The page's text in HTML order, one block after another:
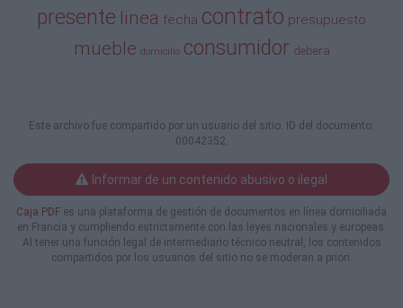
d) Que el Mueble de línea no corresponda con
las especificaciones y calidad establecidos en
funcionamiento.
OCTAVA.- PENAS CONVENCIONALES.- En caso
de incumplimiento por alguna de Las partes a las
obligaciones objeto del presente Contrato,
originará a cargo del responsable una pena
convencional
equivalente al 15% del importe total de la
compraventa del Mueble de línea. En caso de
presente linea fecha contrato presupuesto
mueble domicilio consumidor debera
Este archivo fue compartido por un usuario del sitio. ID del documento:
00042352.
Informar de un contenido abusivo o ilegal
Caja PDF es una plataforma de gestión de documentos en línea domiciliada
en Francia y cumpliendo estrictamente con las leyes nacionales y europeas.
Al tener una función legal de intermediario técnico neutral, los contenidos
compartidos por los usuarios del sitio no se moderan a priori.